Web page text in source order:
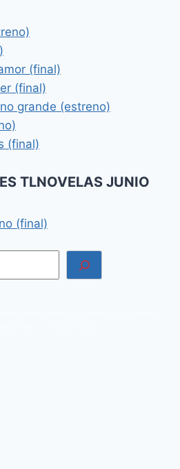
(final)
(final)
grande (estreno)
(final)
TLNOVELAS JUNIO
(final)